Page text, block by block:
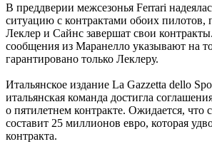
В преддверии межсезонья Ferrari
ситуацию с контрактами обоих пилотов,
Леклер и Сайнс завершат свои
сообщения из Маранелло указывают на
гарантировано только Леклеру.
Итальянское издание La Gazzetta dello
итальянская команда достигла
о пятилетнем контракте. Ожидается, что
составит 25 миллионов евро, которая
контракта.